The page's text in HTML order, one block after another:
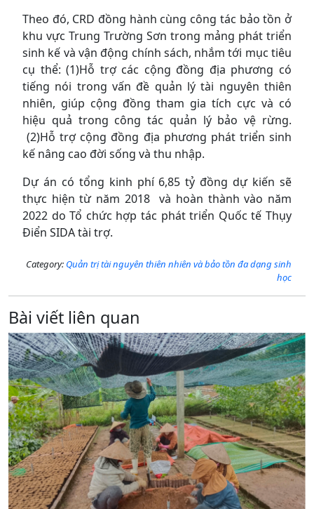
Theo đó, CRD đồng hành cùng công tác bảo tồn ở
khu vực Trung Trường Sơn trong mảng phát triển
sinh kế và vận động chính sách, nhắm tới mục tiêu
cụ thể: (1)Hỗ trợ các cộng đồng địa phương có
tiếng nói trong vấn đề quản lý tài nguyên thiên
nhiên, giúp cộng đồng tham gia tích cực và có
hiệu quả trong công tác quản lý bảo vệ rừng.
(2)Hỗ trợ cộng đồng địa phương phát triển sinh
kế nâng cao đời sống và thu nhập.
Dự án có tổng kinh phí 6,85 tỷ đồng dự kiến sẽ
thực hiện từ năm 2018 và hoàn thành vào năm
2022 do Tổ chức hợp tác phát triển Quốc tế Thụy
Điển SIDA tài trợ.
Category: Quản trị tài nguyên thiên nhiên và bảo tồn đa dạng sinh
học
Bài viết liên quan